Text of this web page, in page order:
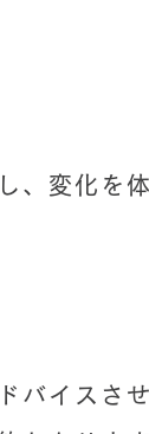
、変化を
バイスさ